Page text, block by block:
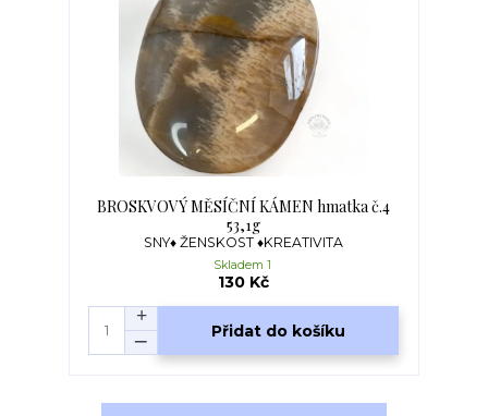
BROSKVOVÝ MĚSÍČNÍ KÁMEN hmatka č.4
53,1g
SNY♦ ŽENSKOST ♦KREATIVITA
130 Kč
Skladem 1
Přidat do košíku